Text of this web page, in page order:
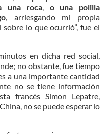
una roca
o una polilla
, arriesgando mi propia
lo que ocurrió”, fue el
en dicha red social,
no obstante, fue tiempo
a una importante cantidad
no se tiene información
francés Simon Lepatre,
no se puede esperar lo